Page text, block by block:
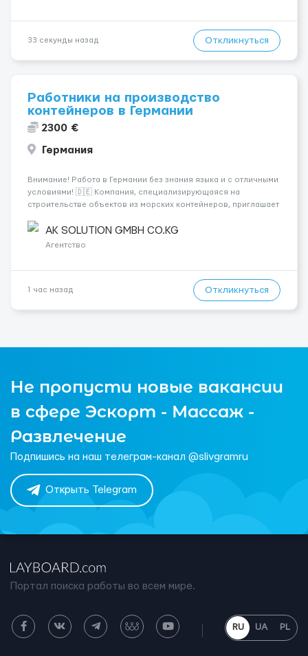
33 секунды назад Откликнуться
Работники на производство
контейнеров в Германии
2300 €
Германия
Внимание! Работа в Германии без знания языка и с отличными
условиями! 🇩🇪 Компания, специализирующаяся на
строительстве объектов из морских контейнеров, приглашает
Монтажники ⚒ - Плиточники 🪜 - Сантехники 🚰 - Сварщики 🔧 -
Маляры 🎨 - Садовни...
AK SOLUTION GMBH CO.KG
Агентство
1 час назад Откликнуться
Не пропусти новые вакансии
в сфере Эскорт - Массаж -
Развлечение
Подпишись на наш телеграм-канал @slivgramru
Открыть Telegram
Портал поиска работы во всем мире.
RU UA PL